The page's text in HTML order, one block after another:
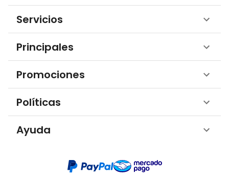
Servicios
Principales
Promociones
Políticas
Ayuda